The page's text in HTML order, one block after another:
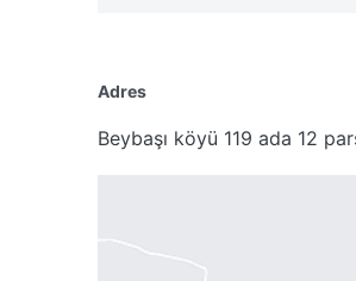
Adres
Beybaşı köyü 119 ada 12